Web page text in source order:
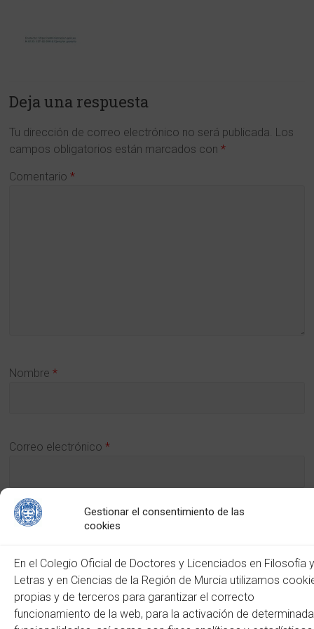
Gestionar el consentimiento de las
cookies
En el Colegio Oficial de Doctores y Licenciados en Filosofía
Letras y en Ciencias de la Región de Murcia utilizamos
propias y de terceros para garantizar el correcto
funcionamiento de la web, para la activación de
en
de
la
Región
de
Deja una respuesta
Tu dirección de correo electrónico no será publicada. Los
campos obligatorios están marcados con*
Comentario*
Nombre*
Correo electrónico*
Web